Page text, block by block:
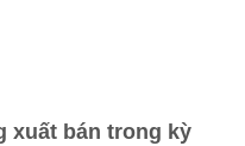
xuất bán trong kỳ